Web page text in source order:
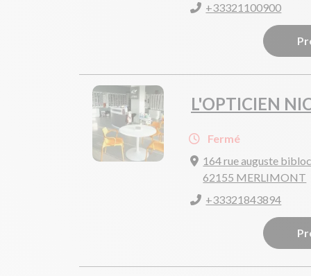
+33321100900
L'OPTICIEN
Fermé
164 rue auguste
62155 MERLIMONT
+33321843894